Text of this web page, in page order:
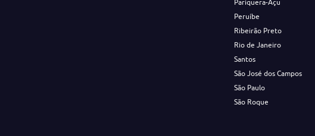
Pariquera-Açu
Peruíbe
Ribeirão Preto
Rio de Janeiro
Santos
São José dos Campos
São Paulo
São Roque